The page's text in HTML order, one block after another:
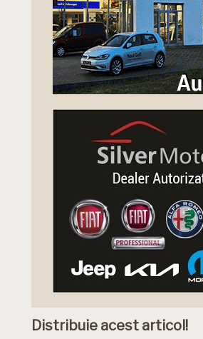
Distribuie acest articol!